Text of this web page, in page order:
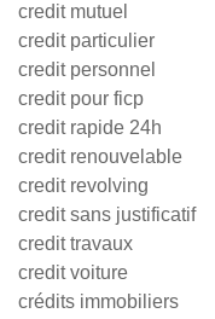
credit mutuel
credit particulier
credit personnel
credit pour ficp
credit rapide 24h
credit renouvelable
credit revolving
credit sans justificatif
credit travaux
credit voiture
crédits immobiliers